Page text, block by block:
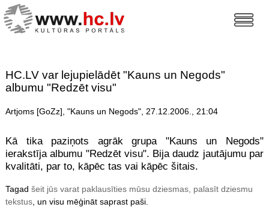
HC.LV var lejupielādēt "Kauns un Negods"
albumu "Redzēt visu"
Artjoms [GoZz], "Kauns un Negods", 27.12.2006., 21:04
Kā tika paziņots agrāk grupa "Kauns un Negods"
ierakstīja albumu "Redzēt visu". Bija daudz jautājumu par
kvalitāti, par to, kāpēc tas vai kāpēc šitais.
Tagad šeit jūs varat paklausīties mūsu dziesmas, palasīt dziesmu
tekstus, un visu mēģināt saprast paši.